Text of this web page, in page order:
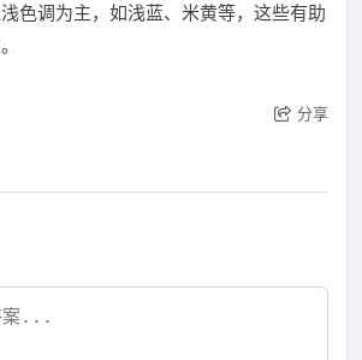
色调为主，如浅蓝、米黄等，这些有助
分享